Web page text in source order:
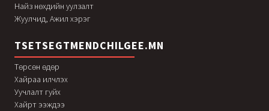
Найз нөхдийн уулзалт
Жуулчид, Ажил хэрэг
TSETSEGTMENDCHILGEE.MN
Төрсөн өдөр
Хайраа илчлэх
Уучлалт гуйх
Хайрт ээждээ